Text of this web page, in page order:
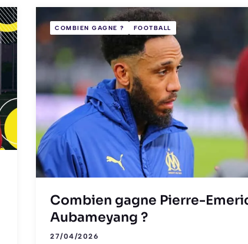
COMBIEN GAGNE ? FOOTBALL
Combien gagne Pierre-
Aubameyang ?
27/04/2026